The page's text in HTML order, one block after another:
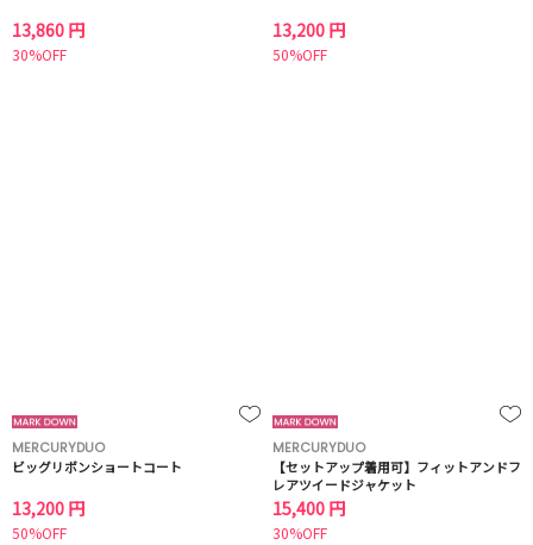
13,860 円
30%OFF
13,200 円
50%OFF
MERCURYDUO
ビッグリボンショートコート
13,200 円
50%OFF
MERCURYDUO
【セットアップ着用可】フィットアンドフ
レアツイードジャケット
15,400 円
30%OFF